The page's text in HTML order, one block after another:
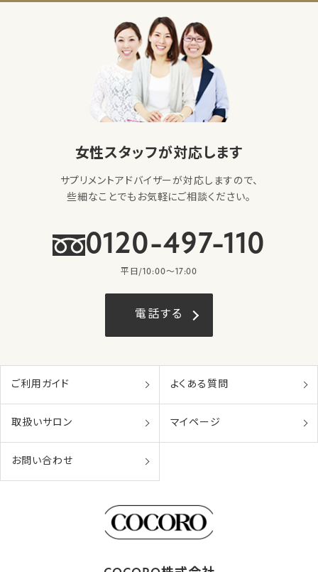
女性スタッフが対応します
サプリメントアドバイザーが対応しますので、
些細なことでもお気軽にご相談ください。
0120-497-110
平日/10:00〜17:00
電話する
ご利用ガイド よくある質問
取扱いサロン マイページ
お問い合わせ